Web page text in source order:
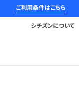
ご利用条件はこちら
シチズンについて